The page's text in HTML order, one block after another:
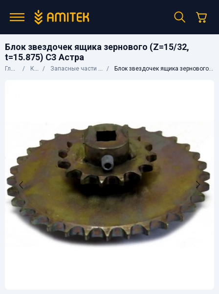
Блок звездочек ящика зернового (Z=15/32,
t=15.875) СЗ Астра
Главная Каталог Запасные части к сельхозтехнике Блок звездочек ящика зернового (Z=15/32, t=15.875) СЗ Астра